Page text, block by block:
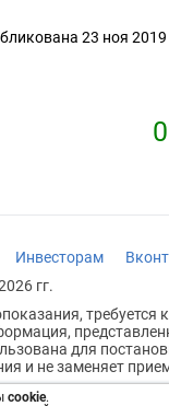
cookie.
23 ноя 2019
0
Инвесторам
гг.
требуется
для
и не заменяет
18+